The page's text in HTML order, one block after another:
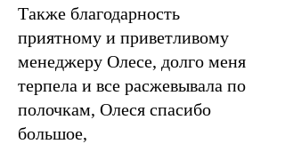
Также благодарность
приятному и приветливому
менеджеру Олесе, долго меня
терпела и все расжевывала по
полочкам, Олеся спасибо
большое,